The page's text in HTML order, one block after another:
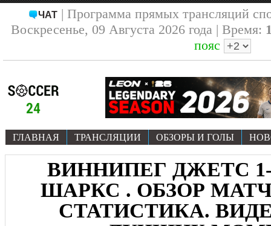
ЧАТ| Программа прямых трансляций
Воскресенье, 09 Августа 2026 года | Время:
пояс
ГЛАВНАЯ ТРАНСЛЯЦИИ ОБЗОРЫ И ГОЛЫ
ВИННИПЕГ ДЖЕТС
ШАРКС . ОБЗОР МАТЧА
СТАТИСТИКА.